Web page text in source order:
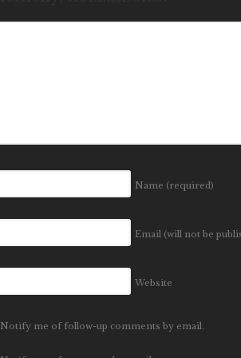
Name (required)
Email (will not be
Website
Notify me of follow-up comments by email.